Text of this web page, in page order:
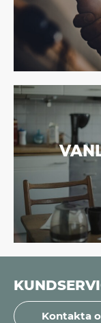
Kontakta